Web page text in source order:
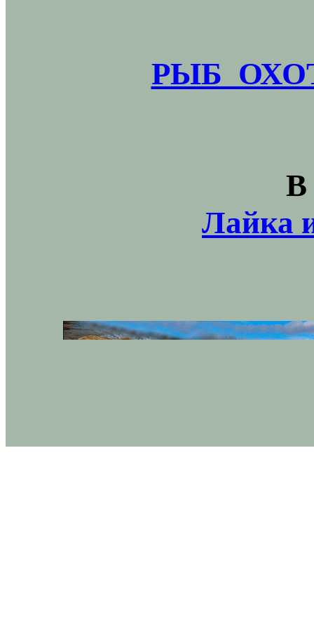
В
Лайка